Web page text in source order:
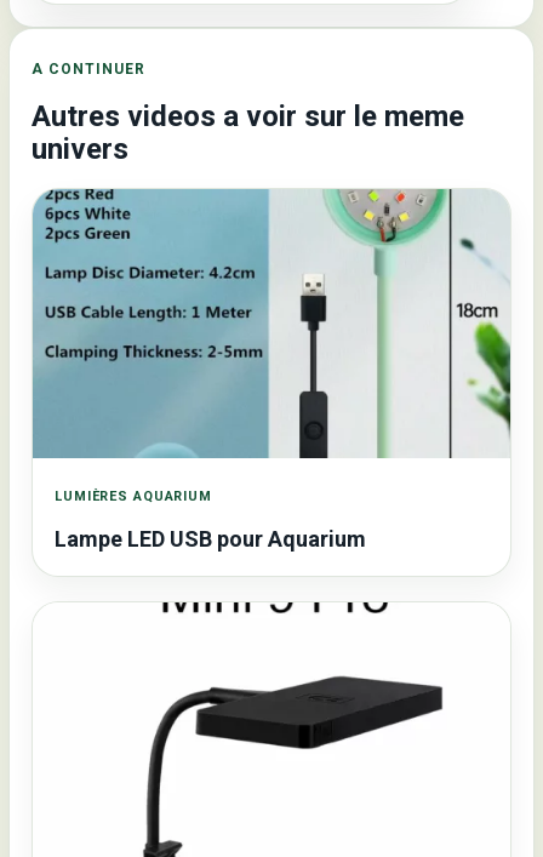
A CONTINUER
Autres videos a voir sur le meme
univers
LUMIÈRES AQUARIUM
Lampe LED USB pour Aquarium